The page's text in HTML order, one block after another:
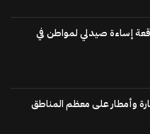
إساءة صيدلي لمواطن في
وأمطار على معظم المناطق